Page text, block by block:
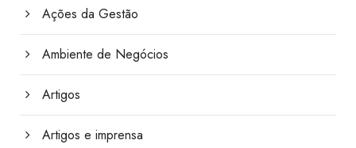
Ações da Gestão
Ambiente de Negócios
Artigos
Artigos e imprensa